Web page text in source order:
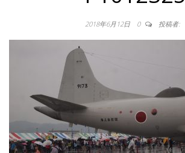
2018年6月12日 0 投稿者: